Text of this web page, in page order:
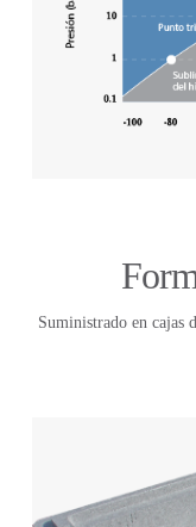
Suministrado en cajas